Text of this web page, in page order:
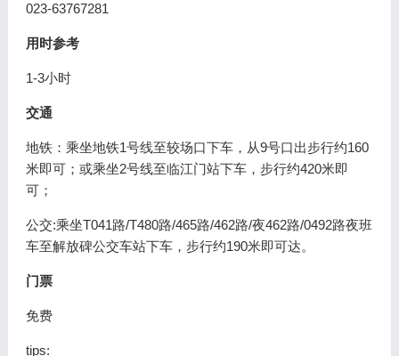
023-63767281
用时参考
1-3小时
交通
地铁：乘坐地铁1号线至较场口下车，从9号口出步行约160
米即可；或乘坐2号线至临江门站下车，步行约420米即
可；
公交:乘坐T041路/T480路/465路/462路/夜462路/0492路夜班
车至解放碑公交车站下车，步行约190米即可达。
门票
免费
tips: